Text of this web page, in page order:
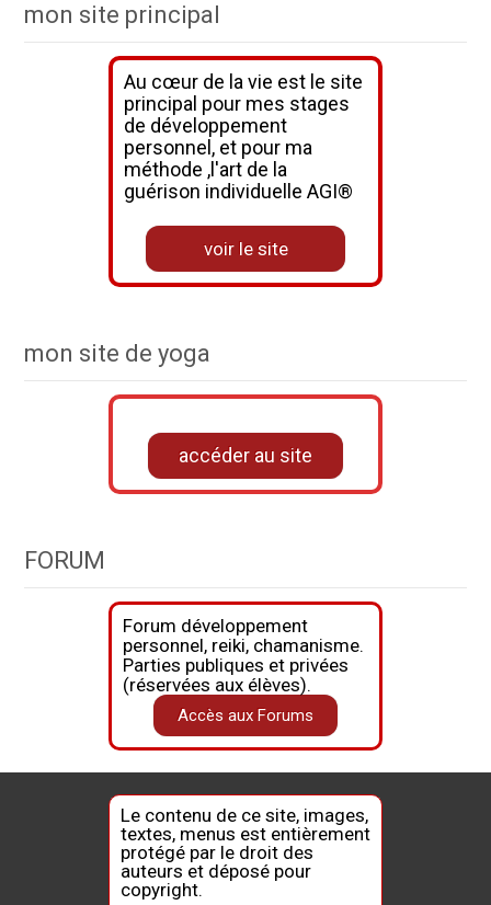
mon site principal
Au cœur de la vie est le site
principal pour mes stages
de développement
personnel, et pour ma
méthode ,l'art de la
guérison individuelle AGI®
voir le site
mon site de yoga
accéder au site
FORUM
Forum développement
personnel, reiki, chamanisme.
Parties publiques et privées
(réservées aux élèves).
Accès aux Forums
Le contenu de ce site, images,
textes, menus est entièrement
protégé par le droit des
auteurs et déposé pour
copyright.